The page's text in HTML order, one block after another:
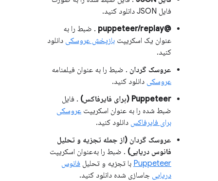
فایل JSON دانلود کنید.
@puppeteer/replay
. ضبط را به
عنوان یک اسکریپت بازپخش عروسکی دانلود
کنید.
عروسک گردان . ضبط را به عنوان فیلمنامه
عروسکی دانلود کنید.
Puppeteer (برای فایرفاکس)
. فایل
ضبط شده را به عنوان اسکریپت عروسکی
برای فایرفاکس دانلود کنید.
عروسک گردان (از جمله تجزیه و تحلیل
فانوس دریایی) . ضبط را به‌عنوان اسکریپت
Puppeteer با تجزیه و تحلیل فانوس
دریایی جاسازی شده دانلود کنید.